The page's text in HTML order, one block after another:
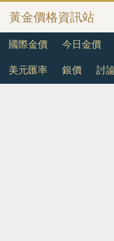
黃金價格資訊站
國際金價 今日金價
美元匯率 銀價 討